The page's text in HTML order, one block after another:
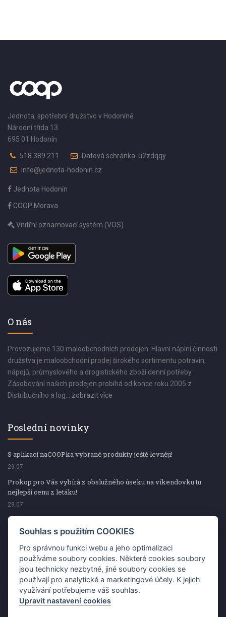
Jednota, spotřební družstvo v Hodoníně
Národní třída 13
695 01 Hodonín
518 389 211
Datová schránka: u2zdqqy
info@jednota-hodonin.cz
Jednota Hodonín
COOP Morava
Vnitřní oznamovací systém (VOS)
O nás
Provozujeme 130 maloobchodních prodejen. Hlavní náplní činnosti
družstva je maloobchodní prodej širokého sortimentu potravin,
nápojů, průmyslového a drogistického zboží denní potřeby.
Zásobování našich prodejen probíhá od konce roku 2005 z
Distribučního a log... zobrazit více
Poslední novinky
S aplikací naCOOPka vybrané produkty ještě levněji!
29.07
Prokop pro Vás vybírá z obslužného úseku na víkendovku tu
nejlepší cenu z letáku!
29.07
Prokop pro Vás vybírá z obslužného úseku na víkendovku tu
nejlepší cenu z letáku!
Kup špekáčky od Váhaly a vyhraj s naCOOPkou sekerku Fiskars
29.07
Prokop pro Vás vybírá na víkendovku ty nejlepší ceny z letáku!
29.07
Souhlas s použitím COOKIES
Pro správnou funkci webu a jeho optimalizaci
používáme soubory cookies. Některé cookies soubory
jsou technicky nezbytné, jiné soubory cookies se
používají pro analytické a marketingové účely. K jejich
využívání potřebujeme váš souhlas.
Upravit nastavení cookies